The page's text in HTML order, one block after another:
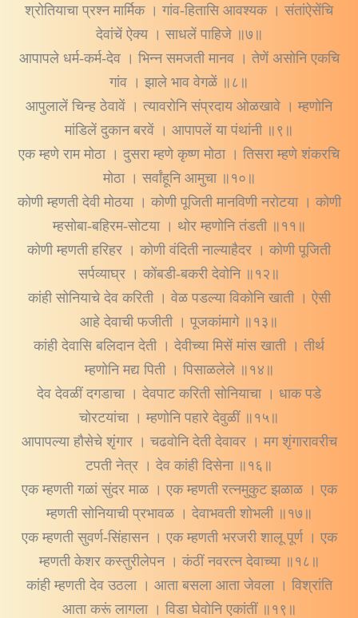
श्रोतियाचा प्रश्न मार्मिक । गांव-हितासि आवश्यक । संतांऐसेंचि
देवांचें ऐक्य । साधलें पाहिजे ॥७॥
आपापले धर्म-कर्म-देव । भिन्न समजती मानव । तेणें असोनि एकचि
गांव । झाले भाव वेगळें ॥८॥
आपुलालें चिन्ह ठेवावें । त्यावरोनि संप्रदाय ओळखावे । म्हणोनि
मांडिलें दुकान बरवें । आपापलें या पंथांनी ॥९॥
एक म्हणे राम मोठा । दुसरा म्हणे कृष्ण मोठा । तिसरा म्हणे शंकरचि
मोठा । सर्वांहूनि आमुचा ॥१०॥
कोणी म्हणती देवी मोठया । कोणी पूजिती मानविणी नरोटया । कोणी
म्हसोबा-बहिरम-सोटया । थोर म्हणोनि तंडती ॥११॥
कोणी म्हणती हरिहर । कोणी वंदिती नाल्याहैदर । कोणी पूजिती
सर्पव्याघ्र । कोंबडी-बकरी देवोनि ॥१२॥
कांही सोनियाचे देव करिती । वेळ पडल्या विकोनि खाती । ऐसी
आहे देवाची फजीती । पूजकांमागे ॥१३॥
कांही देवासि बलिदान देती । देवीच्या मिसें मांस खाती । तीर्थ
म्हणोनि मद्य पिती । पिसाळलेले ॥१४॥
देव देवळीं दगडाचा । देवपाट करिती सोनियाचा । धाक पडे
चोरटयांचा । म्हणोनि पहारे देवुळीं ॥१५॥
आपापल्या हौसेचे शृंगार । चढवोनि देती देवावर । मग शृंगारावरीच
टपती नेत्र । देव कांही दिसेना ॥१६॥
एक म्हणती गळां सुंदर माळ । एक म्हणती रत्नमुकुट झळाळ । एक
म्हणती सोनियाची प्रभावळ । देवाभवती शोभली ॥१७॥
एक म्हणती सुवर्ण-सिंहासन । एक म्हणती भरजरी शालू पूर्ण । एक
म्हणती केशर कस्तुरीलेपन । कंठीं नवरत्न देवाच्या ॥१८॥
कांही म्हणती देव उठला । आता बसला आता जेवला । विश्रांति
आता करूं लागला । विडा घेवोनि एकांतीं ॥१९॥